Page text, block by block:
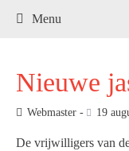
Nieuwe
Webmaster 19
De vrijwilligers van
Menu